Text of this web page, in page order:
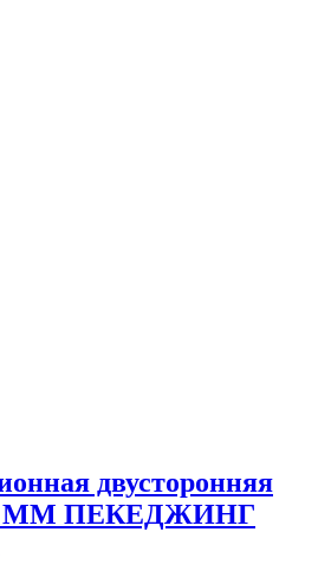
двусторонняя
ММ ПЕКЕДЖИНГ